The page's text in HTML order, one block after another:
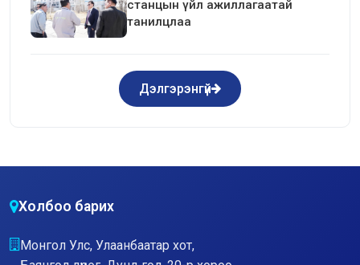
станцын үйл ажиллагаатай
танилцлаа
Дэлгэрэнгүй
Холбоо барих
Монгол Улс, Улаанбаатар хот,